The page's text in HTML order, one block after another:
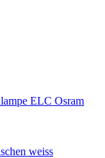
ELC Osram
weiss